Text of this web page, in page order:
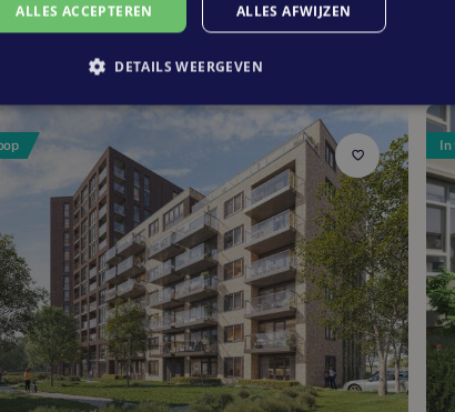
In
ALLES ACCEPTEREN ALLES AFWIJZEN
DETAILS WEERGEVEN